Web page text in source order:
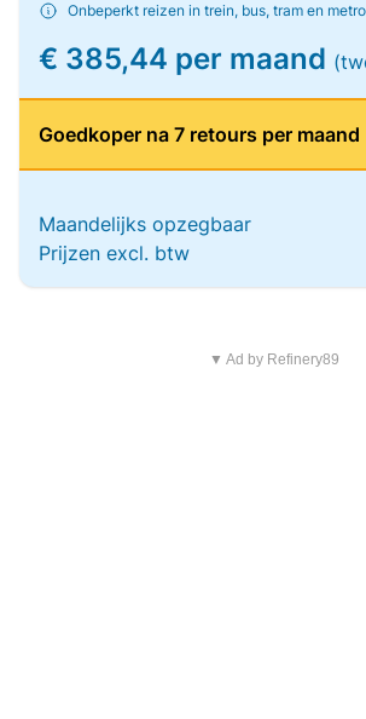
Onbeperkt reizen in trein, bus, tram en metro
€ 385,44 per maand
Goedkoper na 7 retours per maand
Maandelijks opzegbaar
Prijzen excl. btw
▼ Ad by Refinery89